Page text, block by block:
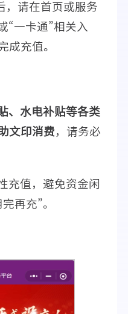
，请在首页或服务
“一卡通”相关入
成充值。
、水电补贴等各类
文印消费 ，请务必
充值，避免资金闲
再充”。